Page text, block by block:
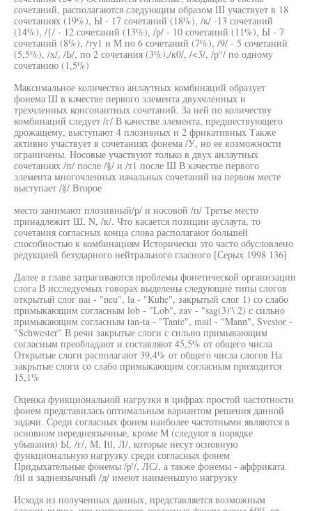
сочетаний, располагаются следующим образом Ш участвует в 18
сочетаниях (19%), Ы - 17 сочетаний (18%), /к/ -13 сочетаний
(14%), /{/ - 12 сочетаний (13%), /р/ - 10 сочетаний (11%), Ы - 7
сочетаний (8%), /ту1 и М по 6 сочетаний (7%), /9/ - 5 сочетаний
(5,5%), /х/, /Ь/, по 2 сочетания (3%),/к0/, /<3/, /р°/ по одному
сочетанию (1,5%)
Максимальное количество анлаутных комбинаций образует
фонема Ш в качестве первого элемента двухчленных и
трехчленных консонантных сочетаний. За ней по количеству
комбинаций следует /г/ В качестве элемента, предшествующего
дрожащему, выступают 4 плозивных и 2 фрикативных Также
активно участвует в сочетаниях фонема /У, но ее возможности
ограничены. Носовые участвуют только в двух анлаутных
сочетаниях /п/ после /§/ и /т1 после Ш В качестве первого
элемента многочленных начальных сочетаний на первом месте
выступает /§/ Второе
место занимают плозивный/р/ и носовой /п/ Третье место
принадлежит Ш, N, /к/. Что касается позиции ауслаута, то
сочетания согласных конца слова располагают большей
способностью к комбинациям Исторически это часто обусловлено
редукцией безударного нейтрального гласного [Серых 1998 136]
Далее в главе затрагиваются проблемы фонетической организации
слога В исследуемых говорах выделены следующие типы слогов
открытый слог nai - "neu", la - "Kuhe", закрытый слог 1) со слабо
примыкающим согласным lob - "Lob", zav - "sag(3)'\ 2) с сильно
примыкающим согласным tan-ta - "Tante", mail - "Mann", Svestor -
"Schwester" В речи закрытые слоги с сильно примыкающим
согласным преобладают и составляют 45,5% от общего числа
Открытые слоги располагают 39,4% от общего числа слогов На
закрытые слоги со слабо примыкающим согласным приходится
15,1%
Оценка функциональной нагрузки в цифрах простой частотности
фонем представилась оптимальным вариантом решения данной
задачи. Среди согласных фонем наиболее частотными являются в
основном переднеязычные, кроме М (следуют в порядке
убывания) Ы, /г/, М, Itl, Л/, которые несут основную
функциональную нагрузку среди согласных фонем
Придыхательные фонемы /р'/, ЛС/, а также фонемы - аффриката
/til и заднеязычный /д/ имеют наименьшую нагрузку
Исходя из полученных данных, представляется возможным